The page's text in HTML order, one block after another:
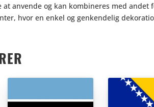
anvende og kan kombineres med
hvor en enkel og genkendelig